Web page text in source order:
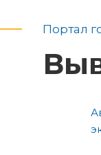
Портал